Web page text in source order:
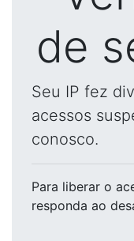
de
Seu IP fez
acessos
conosco.
Para liberar o
responda ao